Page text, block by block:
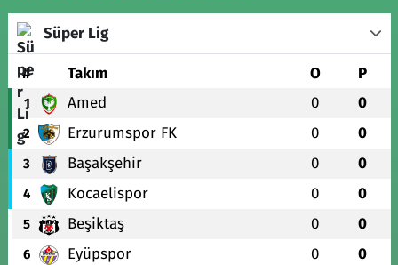
Süper Lig
# Takım O P
1 Amed 0 0
2 Erzurumspor FK 0 0
3 Başakşehir 0 0
4 Kocaelispor 0 0
5 Beşiktaş 0 0
6 Eyüpspor 0 0